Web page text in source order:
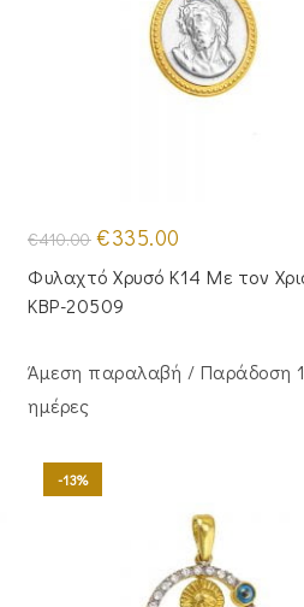
€410.00 Original
price
was:
€410.00.
€335.00
τιμή
είναι:
Φυλαχτό Χρυσό Κ14 Με τον
KBP-20509
Άμεση παραλαβή / Παράδoση
ημέρες
-13%